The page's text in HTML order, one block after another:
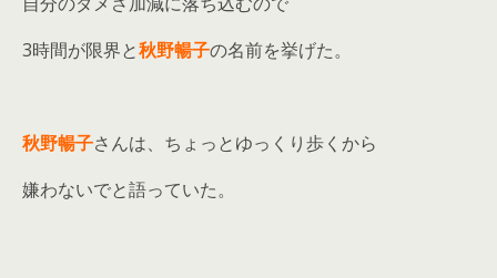
3時間が限界と秋野暢子の名前を挙げた。
秋野暢子さんは、ちょっとゆっくり歩くから
嫌わないでと語っていた。